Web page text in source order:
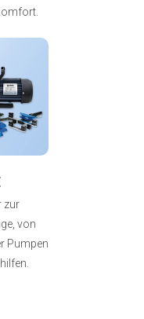
zur
von
Pumpen